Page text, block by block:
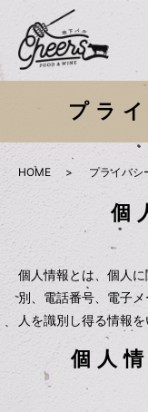
プラ
HOME プライバシ
個
個人情報とは、個人
別、電話番号、電子
人を識別し得る情報
個人